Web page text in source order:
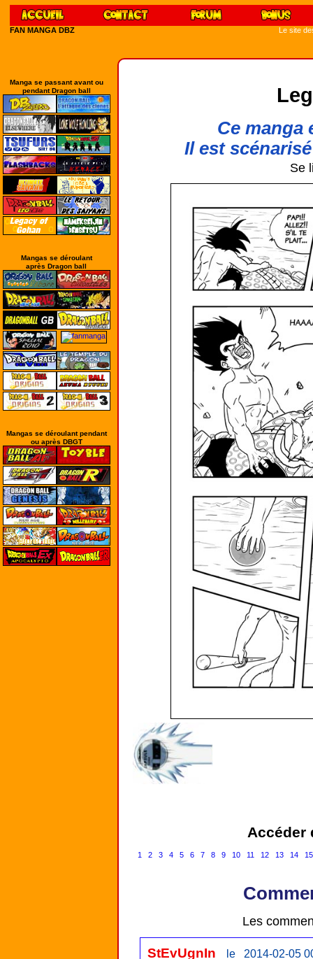
FAN MANGA DBZ Le site
Manga se passant avant ou
pendant Dragon ball
Mangas se déroulant
après Dragon ball
Mangas se déroulant pendant
ou après DBGT
Ce manga
Il est
Se
Accéder
1 2 3 4 5 6 7 8 9 10 11 12 13 14 15
Les
StEvUgnIn le 2014-02-05